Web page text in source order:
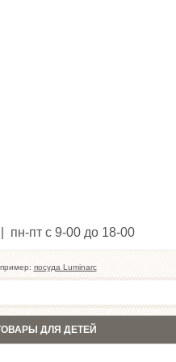
пн-пт с 9-00 до 18-00
посуда Luminarc
ДЛЯ ДЕТЕЙ